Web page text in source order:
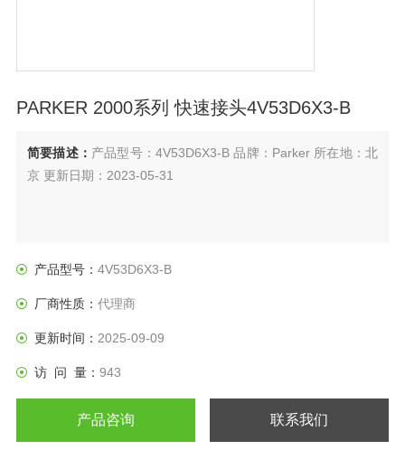
PARKER 2000系列 快速接头4V53D6X3-B
简要描述： 产品型号：4V53D6X3-B 品牌：Parker 所在地：北
京 更新日期：2023-05-31
产品型号： 4V53D6X3-B
厂商性质： 代理商
更新时间： 2025-09-09
访 问 量： 943
产品咨询 联系我们